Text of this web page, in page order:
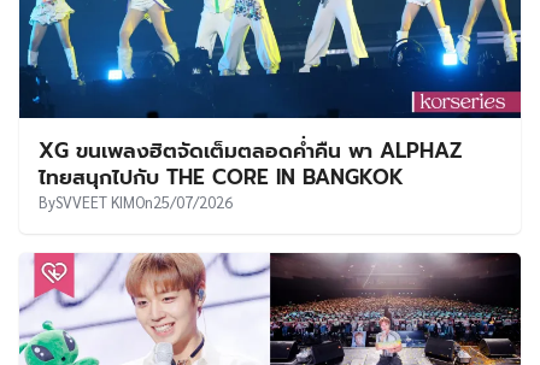
XG ขนเพลงฮิตจัดเต็มตลอดค่ำคืน พา ALPHAZ
ไทยสนุกไปกับ THE CORE IN BANGKOK
BySVVEET KIMOn25/07/2026